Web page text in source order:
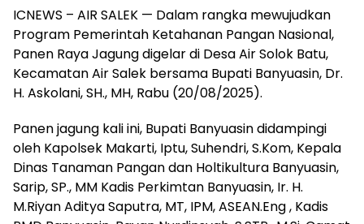
ICNEWS – AIR SALEK — Dalam rangka mewujudkan
Program Pemerintah Ketahanan Pangan Nasional,
Panen Raya Jagung digelar di Desa Air Solok Batu,
Kecamatan Air Salek bersama Bupati Banyuasin, Dr.
H. Askolani, SH., MH, Rabu (20/08/2025).
Panen jagung kali ini, Bupati Banyuasin didampingi
oleh Kapolsek Makarti, Iptu, Suhendri, S.Kom, Kepala
Dinas Tanaman Pangan dan Holtikultura Banyuasin,
Sarip, SP., MM Kadis Perkimtan Banyuasin, Ir. H.
M.Riyan Aditya Saputra, MT, IPM, ASEAN.Eng , Kadis